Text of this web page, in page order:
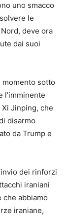
uno smacco
le
deve ora
dai suoi
momento sotto
l’imminente
Jinping, che
disarmo
da Trump e
dei rinforzi
iraniani
che abbiamo
iraniane,